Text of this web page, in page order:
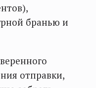
бранью и
отправки,